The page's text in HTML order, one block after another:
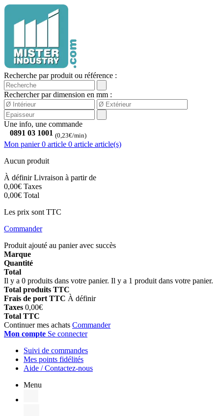
Recherche par produit ou référence :
Rechercher par dimension en mm :
Une info, une commande
0891 03 1001 (0,23€/min)
Mon panier 0 article 0 article article(s)
Aucun produit
À définirLivraison à partir de
0,00€ Taxes
0,00€ Total
Les prix sont TTC
Commander
Produit ajouté au panier avec succès
Marque
Quantité
Total
Il y a 0 produits dans votre panier. Il y a 1 produit dans votre panier.
Total produits TTC
Frais de port TTC À définir
Taxes 0,00€
Total TTC
Continuer mes achats Commander
Mon compte Se connecter
Suivi de commandes
Mes points fidélités
Aide / Contactez-nous
Menu